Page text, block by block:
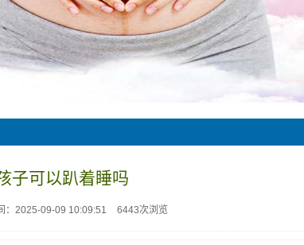
子可以趴着睡吗
：2025-09-09 10:09:51 6443次浏览